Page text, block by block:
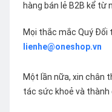
hàng bán lẻ B2B kể từ
Mọi thắc mắc Quý Đối
lienhe@oneshop.vn
Một lần nữa, xin chân
tác sức khoẻ và thành